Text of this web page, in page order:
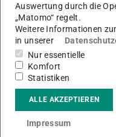
#CheckMal |
Ohne
Bibliotheken bieten
kostenlosen Zugang
Mehr erfahren
Auswertung durch die
„Matomo“ regelt.
Weitere Informationen
in unserer
Nur essentielle
Komfort
Statistiken
ALLE AKZEPTIEREN
Impressum